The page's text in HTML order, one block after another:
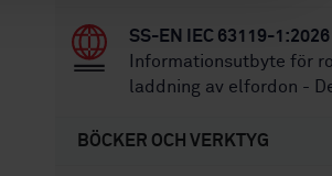
SS-EN IEC 63119-1:2026
Informationsutbyte för
laddning av elfordon -
BÖCKER OCH VERKTYG